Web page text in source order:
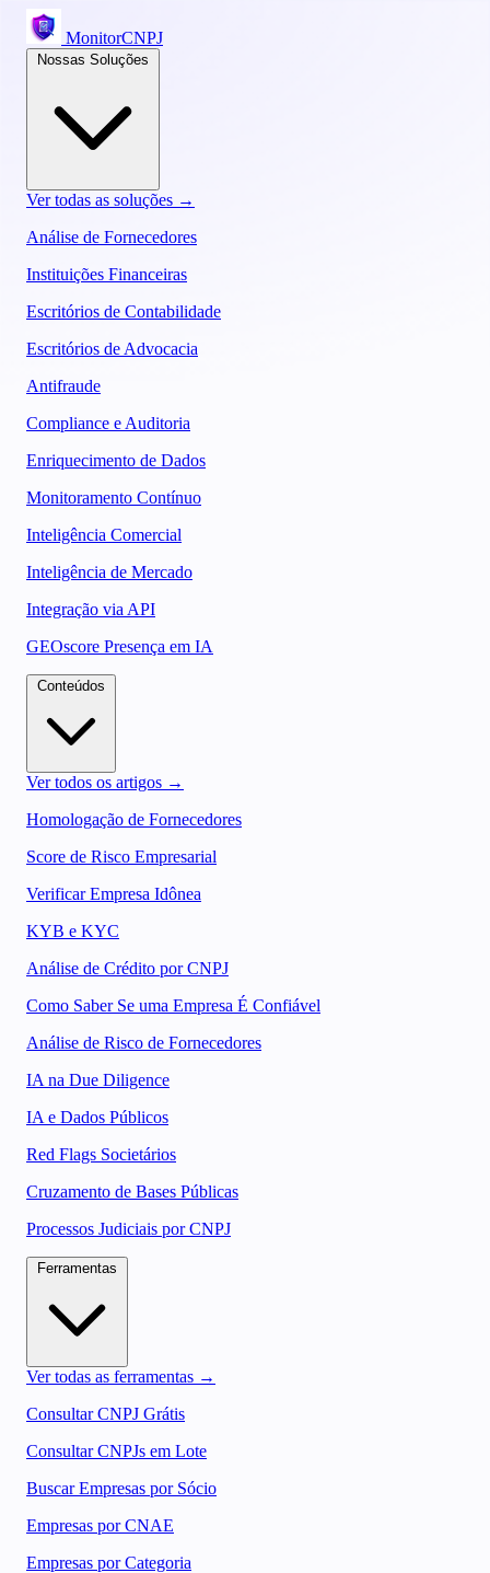
MonitorCNPJ
Ver todas as soluções →
Análise de Fornecedores
Instituições Financeiras
Escritórios de Contabilidade
Escritórios de Advocacia
Antifraude
Compliance e Auditoria
Enriquecimento de Dados
Monitoramento Contínuo
Inteligência Comercial
Inteligência de Mercado
Integração via API
GEOscore Presença em IA
Ver todos os artigos →
Homologação de Fornecedores
Score de Risco Empresarial
Verificar Empresa Idônea
KYB e KYC
Análise de Crédito por CNPJ
Como Saber Se uma Empresa É Confiável
Análise de Risco de Fornecedores
IA na Due Diligence
IA e Dados Públicos
Red Flags Societários
Cruzamento de Bases Públicas
Processos Judiciais por CNPJ
Ver todas as ferramentas →
Consultar CNPJ Grátis
Consultar CNPJs em Lote
Buscar Empresas por Sócio
Empresas por CNAE
Empresas por Categoria